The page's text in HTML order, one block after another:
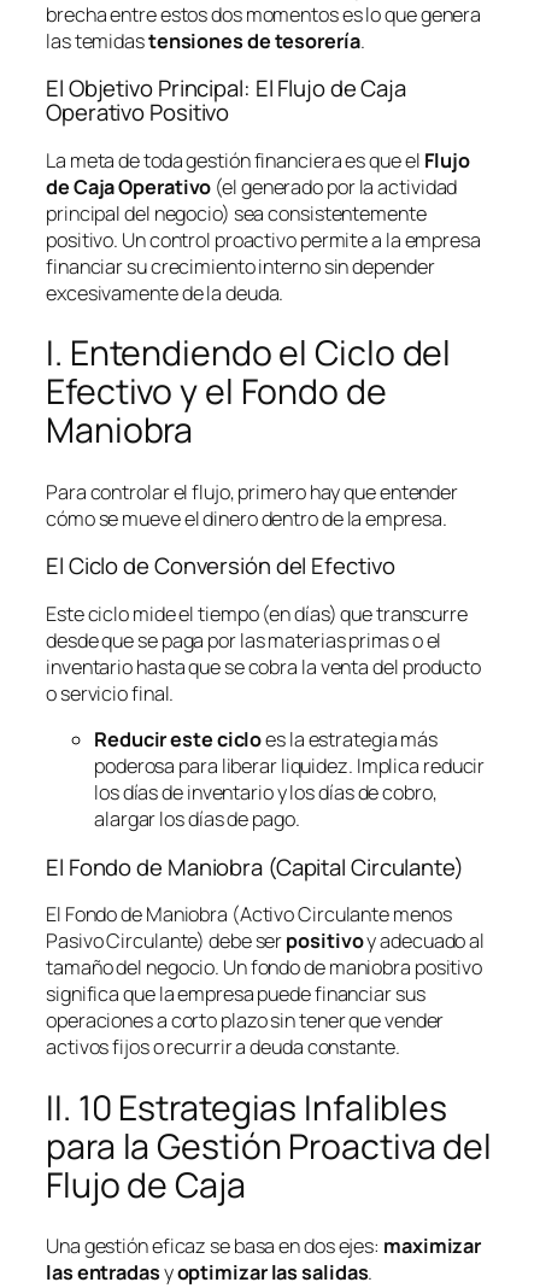
brecha entre estos dos momentos es lo que genera
las temidastensiones de tesorería.
El Objetivo Principal: El Flujo de Caja
Operativo Positivo
La meta de toda gestión financiera es que el Flujo
de Caja Operativo (el generado por la actividad
principal del negocio) sea consistentemente
positivo. Un control proactivo permite a la empresa
financiar su crecimiento interno sin depender
excesivamente de la deuda.
I. Entendiendo el Ciclo del
Efectivo y el Fondo de
Maniobra
Para controlar el flujo, primero hay que entender
cómo se mueve el dinero dentro de la empresa.
El Ciclo de Conversión del Efectivo
Este ciclo mide el tiempo (en días) que transcurre
desde que se paga por las materias primas o el
inventario hasta que se cobra la venta del producto
o servicio final.
Reducir este cicloes la estrategia más
poderosa para liberar liquidez. Implica reducir
los días de inventario y los días de cobro,
alargar los días de pago.
El Fondo de Maniobra (Capital Circulante)
El Fondo de Maniobra (Activo Circulante menos
Pasivo Circulante) debe serpositivoy adecuado al
tamaño del negocio. Un fondo de maniobra positivo
significa que la empresa puede financiar sus
operaciones a corto plazo sin tener que vender
activos fijos o recurrir a deuda constante.
II. 10 Estrategias Infalibles
para la Gestión Proactiva del
Flujo de Caja
Una gestión eficaz se basa en dos ejes: maximizar
las entradasyoptimizar las salidas.